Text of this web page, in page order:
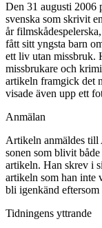
Den 31 augusti 2006
svenska som skrivit
år
fått sitt yngsta barn
ett liv utan missbruk.
missbrukare och
artikeln framgick det
visade även upp ett
Anmälan
Artikeln anmäldes till
sonen som blivit
artikeln. Han skrev i
artikeln som han inte
bli igenkänd eftersom
Tidningens yttrande